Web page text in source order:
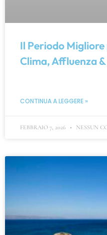
Il Periodo
Clima, Affluenza
CONTINUA A LEGGERE »
FEBBRAIO 7, 2026 NESSUN